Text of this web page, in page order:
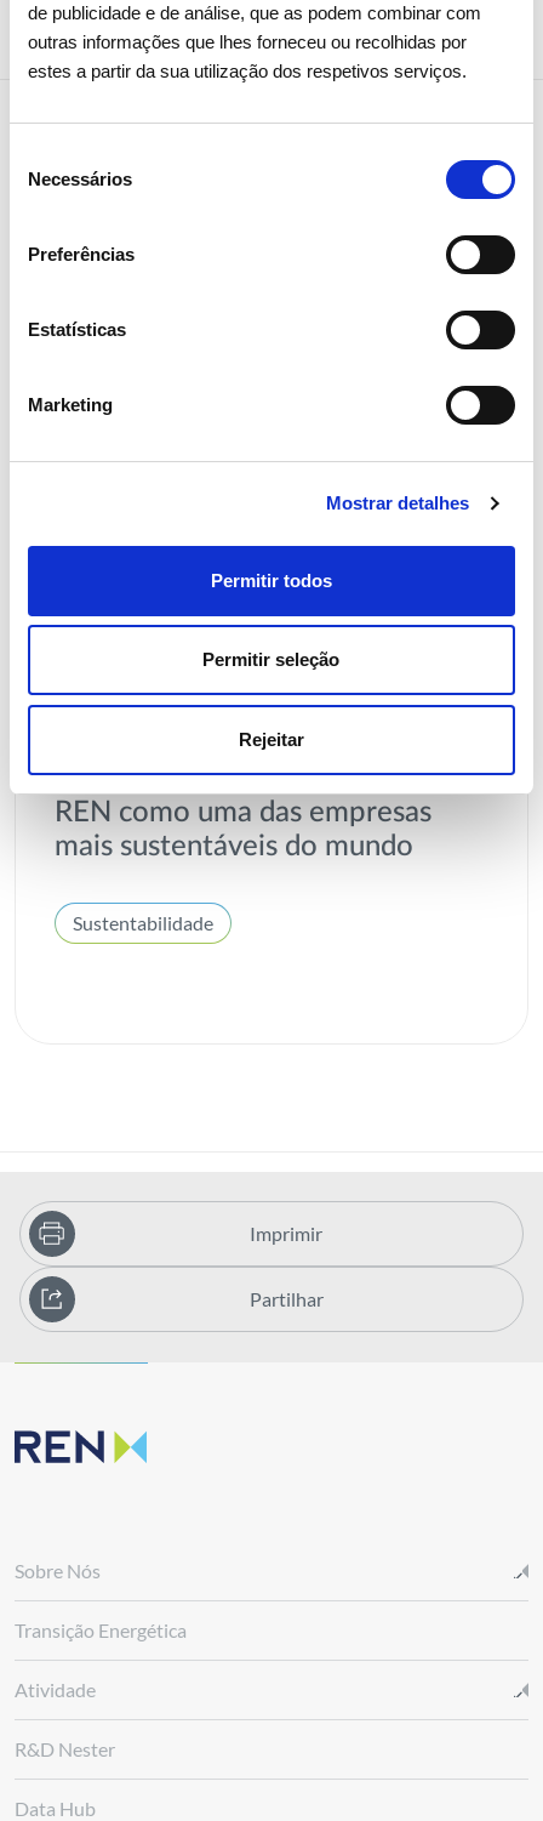
de publicidade e de análise, que as podem combinar com
outras informações que lhes forneceu ou recolhidas por
estes a partir da sua utilização dos respetivos serviços.
Necessários
Preferências
Estatísticas
Marketing
Mostrar detalhes
Permitir todos
Permitir seleção
Rejeitar
Notícias relacionadas
Revista TIME volta a distinguir
REN como uma das empresas
mais sustentáveis do mundo
Sustentabilidade
Imprimir
Partilhar
Sobre Nós
Transição Energética
Atividade
R&D Nester
Data Hub